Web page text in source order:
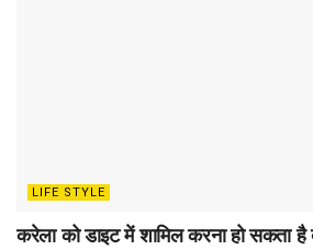
LIFE STYLE
करेला को डाइट में शामिल करना हो सकता